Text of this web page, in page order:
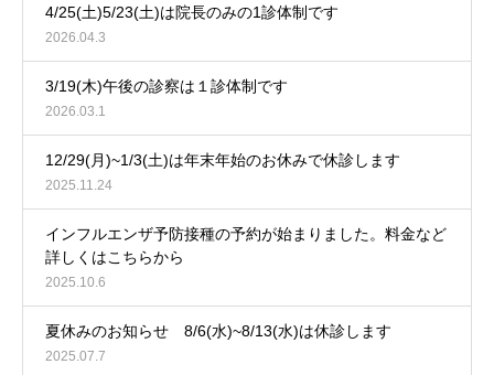
4/25(土)5/23(土)は院長のみの1診体制です
2026.04.3
3/19(木)午後の診察は１診体制です
2026.03.1
12/29(月)~1/3(土)は年末年始のお休みで休診します
2025.11.24
インフルエンザ予防接種の予約が始まりました。料金など
詳しくはこちらから
2025.10.6
夏休みのお知らせ 8/6(水)~8/13(水)は休診します
2025.07.7